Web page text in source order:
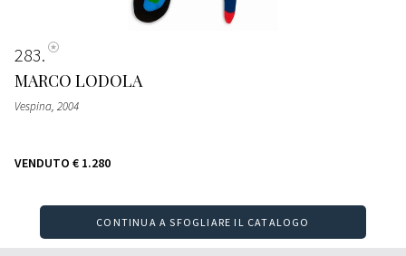
283
MARCO LODOLA
Vespina, 2004
VENDUTO € 1.280
CONTINUA A SFOGLIARE IL CATALOGO